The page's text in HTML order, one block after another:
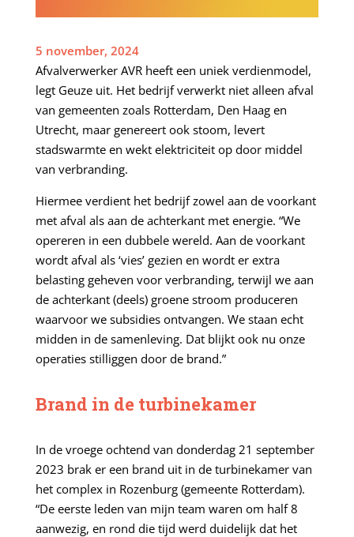
5 november, 2024
Afvalverwerker AVR heeft een uniek verdienmodel,
legt Geuze uit. Het bedrijf verwerkt niet alleen afval
van gemeenten zoals Rotterdam, Den Haag en
Utrecht, maar genereert ook stoom, levert
stadswarmte en wekt elektriciteit op door middel
van verbranding.
Hiermee verdient het bedrijf zowel aan de voorkant
met afval als aan de achterkant met energie. “We
opereren in een dubbele wereld. Aan de voorkant
wordt afval als ‘vies’ gezien en wordt er extra
belasting geheven voor verbranding, terwijl we aan
de achterkant (deels) groene stroom produceren
waarvoor we subsidies ontvangen. We staan echt
midden in de samenleving. Dat blijkt ook nu onze
operaties stilliggen door de brand.”
Brand in de turbinekamer
In de vroege ochtend van donderdag 21 september
2023 brak er een brand uit in de turbinekamer van
het complex in Rozenburg (gemeente Rotterdam).
“De eerste leden van mijn team waren om half 8
aanwezig, en rond die tijd werd duidelijk dat het